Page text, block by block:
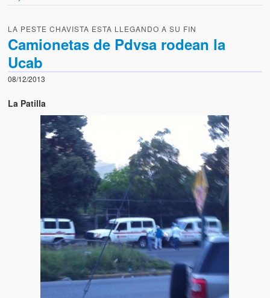
LA PESTE CHAVISTA ESTA LLEGANDO A SU FIN
Camionetas de Pdvsa rodean la
Ucab
08/12/2013
La Patilla